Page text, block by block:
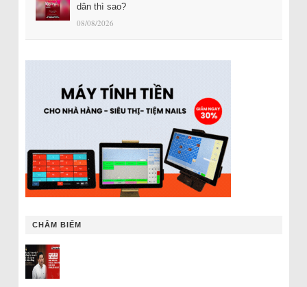
dân thì sao?
08/08/2026
CHÂM BIẾM